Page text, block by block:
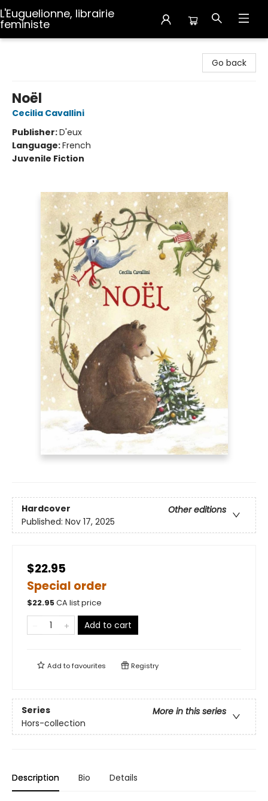
L'Euguelionne, librairie
feministe
Go back
Noël
Cecilia Cavallini
Publisher:D'eux
Language:French
Juvenile Fiction
Hardcover
Other editions
Published: Nov 17, 2025
$22.95
Special order
$22.95CA list price
Add to cart
Add tofavourites Registry
Series
More in this series
Hors-collection
Description Bio Details